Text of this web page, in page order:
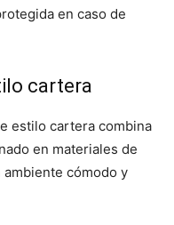
en caso de
cartera
estilo cartera combina
en materiales de
cómodo y